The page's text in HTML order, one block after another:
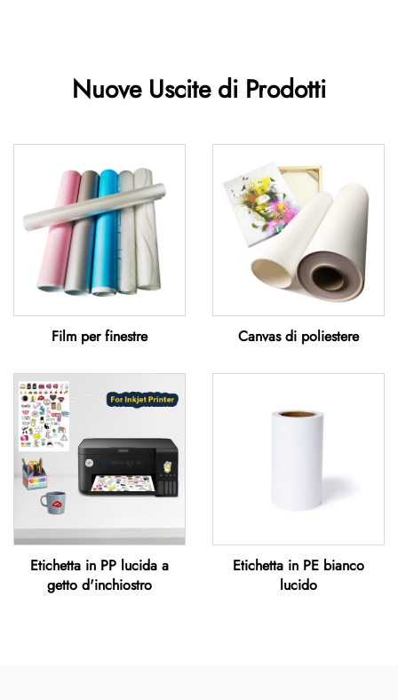
Nuove Uscite di Prodotti
Film per finestre Canvas di poliestere
Etichetta in PP lucida a
getto d'inchiostro
Etichetta in PE bianco
lucido